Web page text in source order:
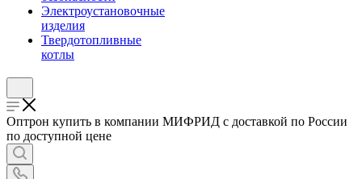
Электроустановочные
изделия
Твердотопливные
котлы
Оптрон купить в компании МИФРИД с доставкой по России
по доступной цене